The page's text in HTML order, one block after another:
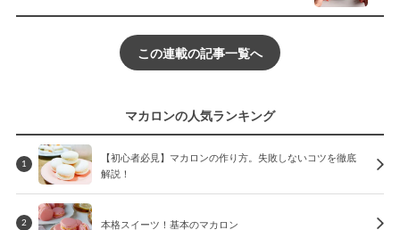
この連載の記事一覧へ
マカロンの人気ランキング
1
【初心者必見】マカロンの作り方。失敗しないコツを徹底
解説！
2 本格スイーツ！基本のマカロン